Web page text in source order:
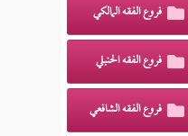
فروع الفقه المالكي
فروع الفقه الحنبلي
فروع الفقه الشافعي